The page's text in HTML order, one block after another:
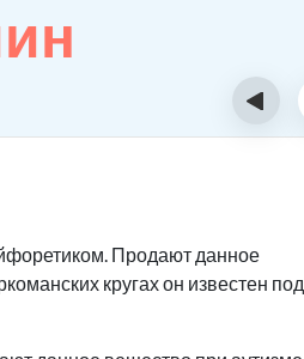
Продают данное
кругах он известен под
‹